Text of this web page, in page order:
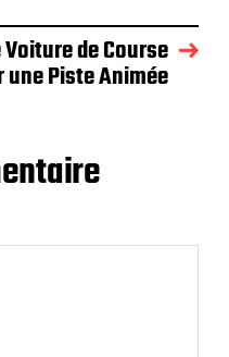
de Course
une Piste Animée